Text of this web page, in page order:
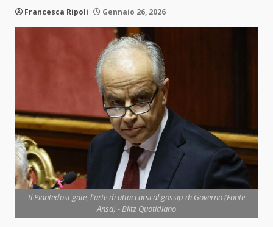
Francesca Ripoli Gennaio 26, 2026
Il Piantedosi-gate, l'arte di attaccarsi al gossip di Governo (Fonte
Ansa) - Blitz Quotidiano